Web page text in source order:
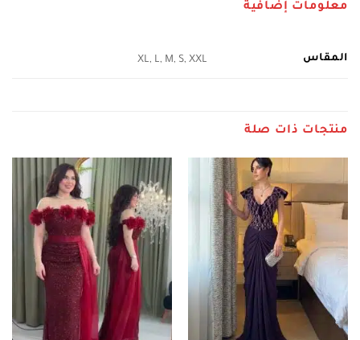
معلومات إضافية
المقاس XL, L, M, S, XXL
منتجات ذات صلة